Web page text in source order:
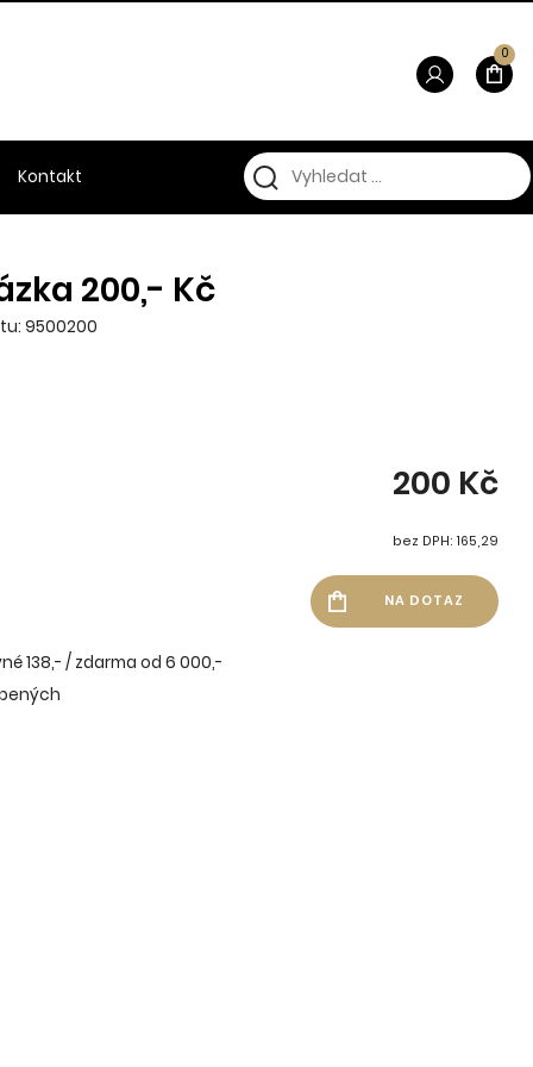
200,- Kč
9500200
200 Kč
bez DPH: 165,29
138,- / zdarma od 6 000,-
Kontakt
0